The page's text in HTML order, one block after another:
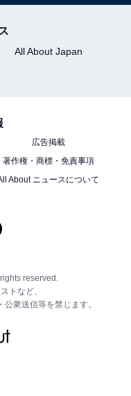
All About Japan
広告掲載
著作権・商標・免責事項
About ニュースについて
reserved.
トなど、
衆送信等を禁じます。